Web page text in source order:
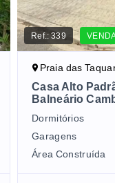
Ref.:339
Praia das
Casa Alto
Balneário
Dormitórios
Garagens
Área Construída